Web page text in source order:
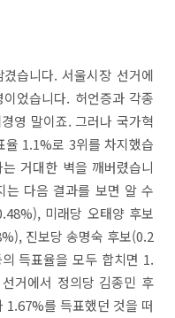
습니다. 서울시장 선거에
었습니다. 허언증과 각종
영 말이죠. 그러나 국가혁
율 1.1%로 3위를 차지했습
거대한 벽을 깨버렸습니
는 다음 결과를 보면 알 수
미래당 오태양 후보
진보당 송명숙 후보(0.2
득표율을 모두 합치면 1.
거에서 정의당 김종민 후
를 득표했던 것을 떠